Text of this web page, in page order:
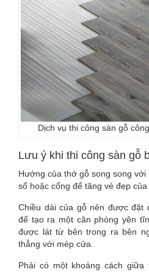
Dịch vụ thi công sàn gỗ
Lưu ý khi thi công sàn gỗ
Hướng của thớ gỗ song song
sổ hoặc cổng để tăng vẻ đẹp
Chiều dài của gỗ nên được đặt
để tạo ra một căn phòng yên
được lát từ bên trong ra bên
thẳng với mép cửa.
Phải có một khoảng cách